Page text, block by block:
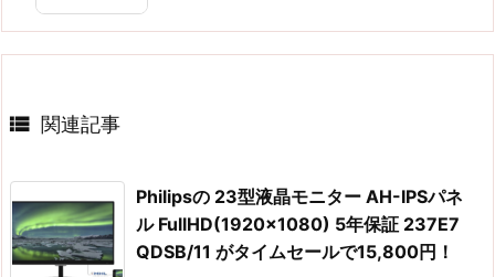
 関連記事
Philipsの 23型液晶モニター AH-IPSパネ
ル FullHD(1920×1080) 5年保証 237E7
QDSB/11 がタイムセールで15,800円！